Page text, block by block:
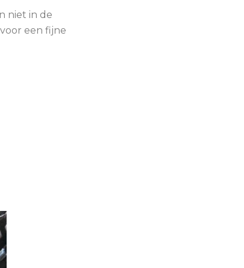
niet in de
een fijne